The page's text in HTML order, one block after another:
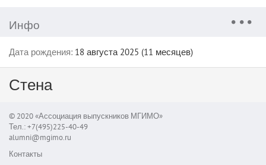
Инфо
Дата рождения: 18 августа 2025 (11 месяцев)
Стена
© 2020 «Ассоциация выпускников МГИМО»
Тел.: +7(495)225-40-49
alumni@mgimo.ru
Контакты